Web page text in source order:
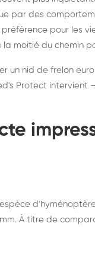
durablement
souris, partout
par des
pour les
moitié du chemin
un nid de frelon
Protect intervient
d'hyménoptère
À titre de